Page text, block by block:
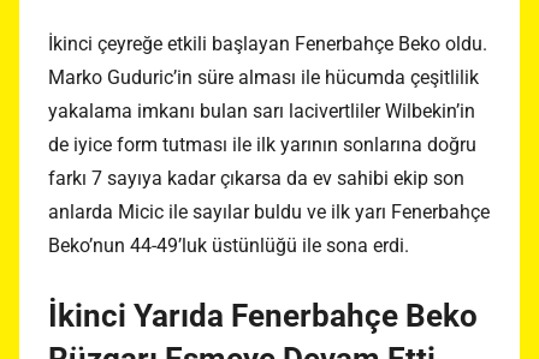
İkinci çeyreğe etkili başlayan Fenerbahçe Beko oldu.
Marko Guduric’in süre alması ile hücumda çeşitlilik
yakalama imkanı bulan sarı lacivertliler Wilbekin’in
de iyice form tutması ile ilk yarının sonlarına doğru
farkı 7 sayıya kadar çıkarsa da ev sahibi ekip son
anlarda Micic ile sayılar buldu ve ilk yarı Fenerbahçe
Beko’nun 44-49’luk üstünlüğü ile sona erdi.
İkinci Yarıda Fenerbahçe Beko